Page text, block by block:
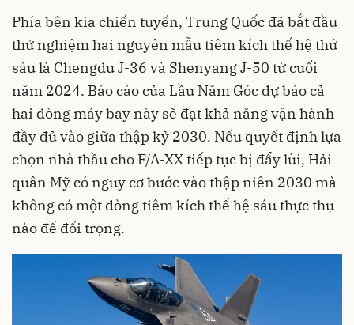
Phía bên kia chiến tuyến, Trung Quốc đã bắt đầu
thử nghiệm hai nguyên mẫu tiêm kích thế hệ thứ
sáu là Chengdu J-36 và Shenyang J-50 từ cuối
năm 2024. Báo cáo của Lầu Năm Góc dự báo cả
hai dòng máy bay này sẽ đạt khả năng vận hành
đầy đủ vào giữa thập kỷ 2030. Nếu quyết định lựa
chọn nhà thầu cho F/A-XX tiếp tục bị đẩy lùi, Hải
quân Mỹ có nguy cơ bước vào thập niên 2030 mà
không có một dòng tiêm kích thế hệ sáu thực thụ
nào để đối trọng.